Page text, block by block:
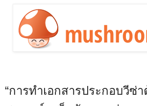
“การทำเอกสารประกอบวีซ่